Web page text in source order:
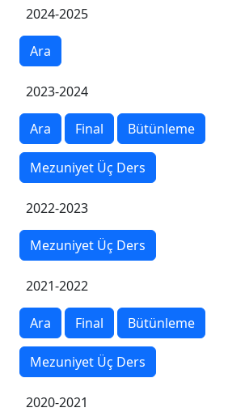
2024-2025
Ara
2023-2024
Ara Final Bütünleme
Mezuniyet Üç Ders
2022-2023
Mezuniyet Üç Ders
2021-2022
Ara Final Bütünleme
Mezuniyet Üç Ders
2020-2021